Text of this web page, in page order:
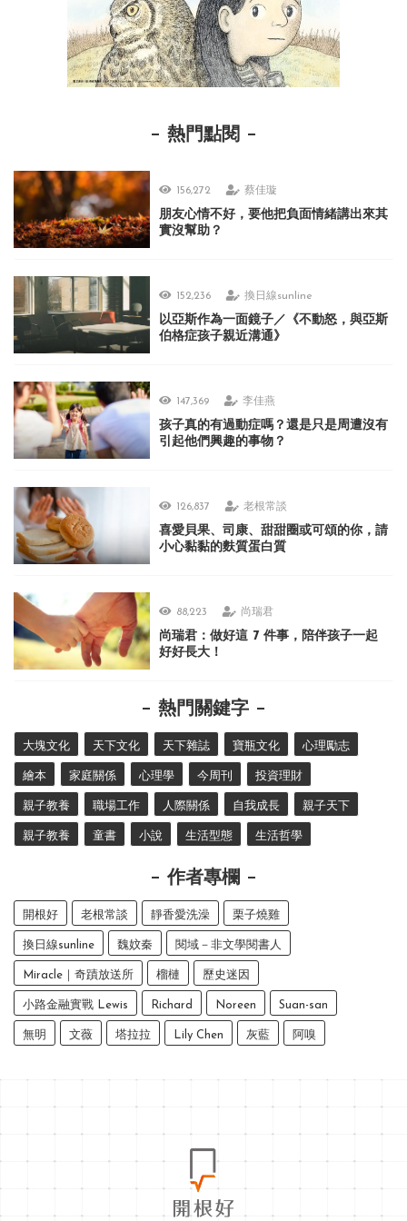
熱門點閱
156,272 蔡佳璇
朋友心情不好，要他把負面情緒講出來其
實沒幫助？
152,236 換日線sunline
以亞斯作為一面鏡子／《不動怒，與亞斯
伯格症孩子親近溝通》
147,369 李佳燕
孩子真的有過動症嗎？還是只是周遭沒有
引起他們興趣的事物？
126,837 老根常談
喜愛貝果、司康、甜甜圈或可頌的你，請
小心黏黏的麩質蛋白質
88,223 尚瑞君
尚瑞君：做好這 7 件事，陪伴孩子一起
好好長大！
熱門關鍵字
大塊文化 天下文化 天下雜誌 寶瓶文化 心理勵志
繪本 家庭關係 心理學 今周刊 投資理財
親子教養 職場工作 人際關係 自我成長 親子天下
親子教養 童書 小說 生活型態 生活哲學
作者專欄
開根好 老根常談 靜香愛洗澡 栗子燒雞
換日線sunline 魏妏秦 閱域－非文學閱書人
Miracle｜奇蹟放送所 榴槤 歷史迷因
小路金融實戰 Lewis Richard Noreen Suan-san
無明 文薇 塔拉拉 Lily Chen 灰藍 阿嗅